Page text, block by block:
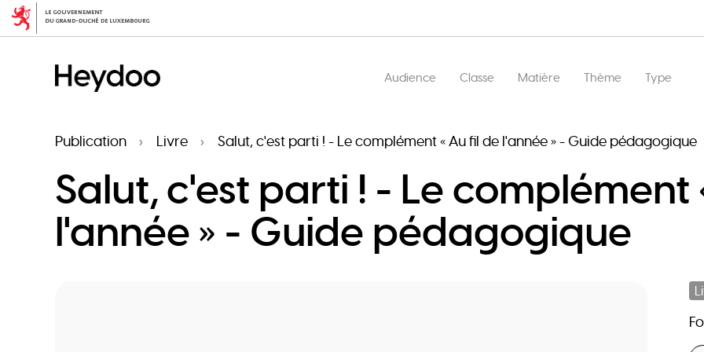
principal
Main
Audience Classe Matière Thème Type
Publication Livre Salut, c'est parti ! - Le complément « Au fil de l'année » - Guide pédagogique
Salut, c'est parti ! - Le complément
l'année » - Guide pédagogique